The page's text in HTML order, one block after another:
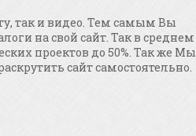
так и видео. Тем самым Вы
на свой сайт. Так в среднем
проектов до 50%. Так же Мы
сайт самостоятельно.